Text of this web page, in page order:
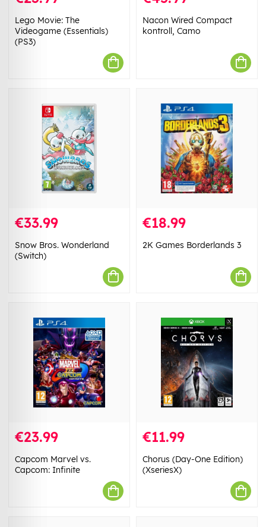
Lego Movie: The
Videogame (Essentials)
(PS3)
Nacon Wired Compact
kontroll, Camo
€33.99
Snow Bros. Wonderland
(Switch)
€18.99
2K Games Borderlands 3
€23.99
Capcom Marvel vs.
Capcom: Infinite
€11.99
Chorus (Day-One Edition)
(XseriesX)